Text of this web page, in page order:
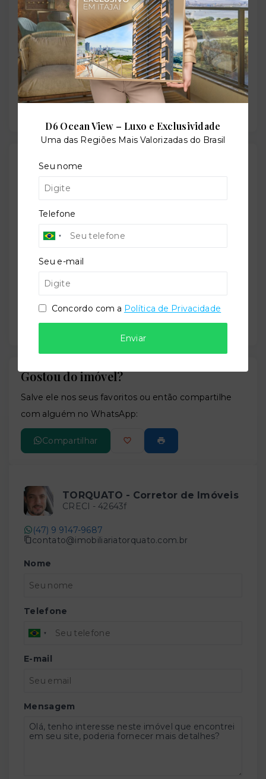
Situação:
Em construção
Previsão de entrega:
28/12/2028
Localização
Rua Dukla de Aguiar, 20 - Santa Helena - Vitória/ES
29055-032
−
Gostou do imóvel?
Salve ele nos seus favoritos ou então compartilhe
com alguém no WhatsApp:
Compartilhar
TORQUATO - Corretor de Imóveis
CRECI - 42643f
(47) 9 9147-9687
contato@imobiliariatorquato.com.br
Nome
Telefone
E-mail
Mensagem
D6 Ocean View – Luxo e Exclusividade
Uma das Regiões Mais Valorizadas do Brasil
Seu nome
Telefone
Seu e-mail
Concordo com a Política de Privacidade
Enviar